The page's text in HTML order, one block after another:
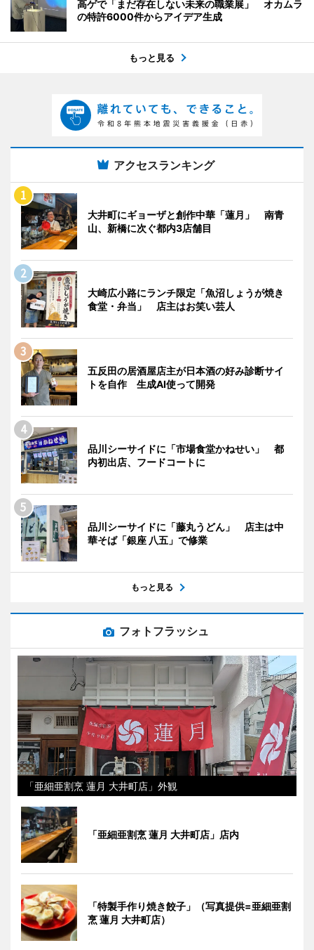
高ゲで「まだ存在しない未来の職業展」 オカムラ
の特許6000件からアイデア生成
もっと見る
アクセスランキング
大井町にギョーザと創作中華「蓮月」 南青
山、新橋に次ぐ都内3店舗目
大崎広小路にランチ限定「魚沼しょうが焼き
食堂・弁当」 店主はお笑い芸人
五反田の居酒屋店主が日本酒の好み診断サイ
トを自作 生成AI使って開発
品川シーサイドに「市場食堂かねせい」 都
内初出店、フードコートに
品川シーサイドに「藤丸うどん」 店主は中
華そば「銀座 八五」で修業
もっと見る
フォトフラッシュ
「亜細亜割烹 蓮月 大井町店」外観
「亜細亜割烹 蓮月 大井町店」店内
「特製手作り焼き餃子」（写真提供=亜細亜割
烹 蓮月 大井町店）